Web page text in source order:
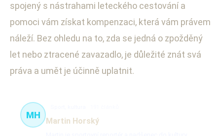
spojený s nástrahami leteckého cestování a
pomoci vám získat kompenzaci, která vám právem
náleží. Bez ohledu na to, zda se jedná o zpožděný
let nebo ztracené zavazadlo, je důležité znát svá
práva a umět je účinně uplatnit.
MH
Martin Horský